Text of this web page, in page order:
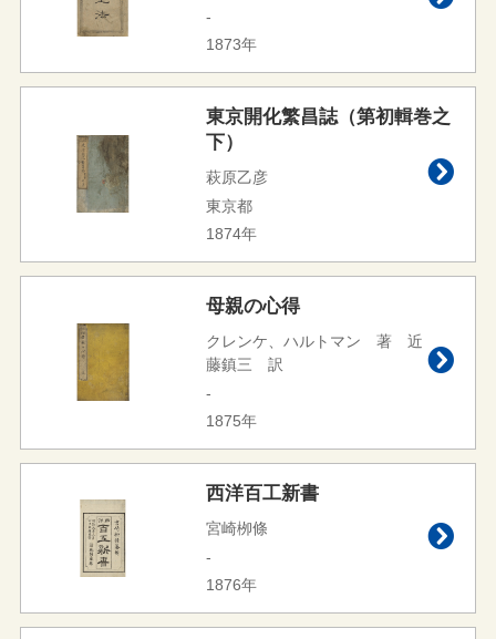
-
1873年
東京開化繁昌誌（第初輯巻之
下）
萩原乙彦
東京都
1874年
母親の心得
クレンケ、ハルトマン 著 近
藤鎮三 訳
-
1875年
西洋百工新書
宮崎栁條
-
1876年